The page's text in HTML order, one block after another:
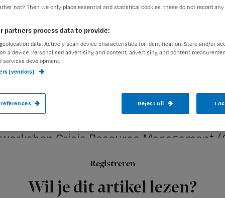
Auteur:
Registreren
Wil je dit artikel lezen?
Peter Bennik is
workshop Crisis Resource Management
not? Then we only place essential and statistical cookies, these do not record
partners process data to provide:
data. Actively scan device characteristics for identification. Store and/or
a device. Personalised advertising and content, advertising and content
services development.
(vendors)
Reject All I